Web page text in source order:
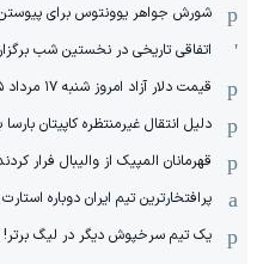
شورش جواهر یوونتوس برای پیوستن
اتفاقی تاریخی در نخستین شب برگزاری لیگ
قیمت دلار آزاد امروز شنبه ۱۷ مرداد ۱۴۰۵
دلیل انتقال غیرمنتظره کاپیتان
قهرمانان المپیک از والیبال فرار
پرافتخارترین تیم ایران دوباره
یک تیم سرخپوش دیگر در لیگ